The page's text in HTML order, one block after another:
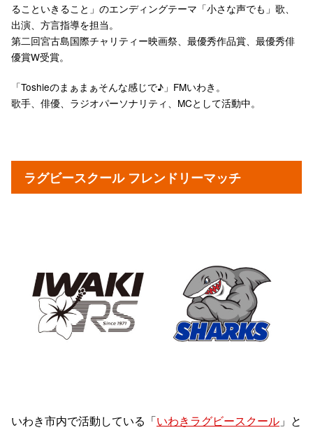
ることいきること」のエンディングテーマ「小さな声でも」歌、
出演、方言指導を担当。
第二回宮古島国際チャリティー映画祭、最優秀作品賞、最優秀俳
優賞W受賞。
「Toshieのまぁまぁそんな感じで♪」FMいわき。
歌手、俳優、ラジオパーソナリティ、MCとして活動中。
ラグビースクール フレンドリーマッチ
いわき市内で活動している「いわきラグビースクール 」と